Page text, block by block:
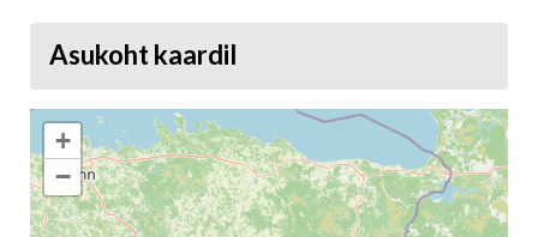
Asukoht kaardil
+
−